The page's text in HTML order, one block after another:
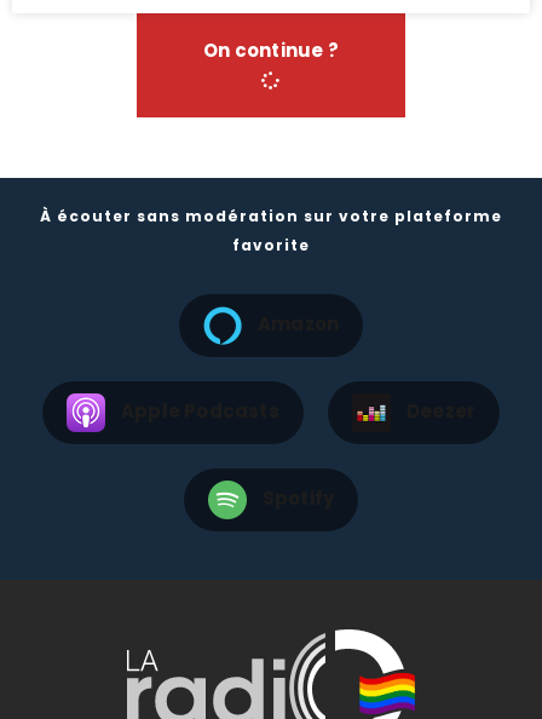
On continue ?
À écouter sans modération sur votre plateforme
favorite